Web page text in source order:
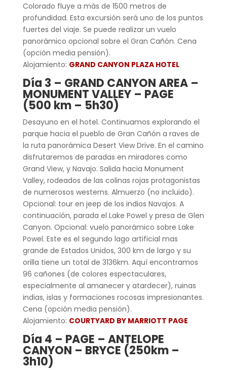
Colorado fluye a más de 1500 metros de
profundidad. Esta excursión será uno de los puntos
fuertes del viaje. Se puede realizar un vuelo
panorámico opcional sobre el Gran Cañón. Cena
(opción media pensión).
Alojamiento: GRAND CANYON PLAZA HOTEL
Día 3 – GRAND CANYON AREA –
MONUMENT VALLEY – PAGE
(500 km – 5h30)
Desayuno en el hotel. Continuamos explorando el
parque hacia el pueblo de Gran Cañón a raves de
la ruta panorámica Desert View Drive. En el camino
disfrutaremos de paradas en miradores como
Grand View, y Navajo. Salida hacia Monument
Valley, rodeados de las colinas rojas protagonistas
de numerosos westerns. Almuerzo (no incluido).
Opcional: tour en jeep de los indios Navajos. A
continuación, parada el Lake Powel y presa de Glen
Canyon. Opcional: vuelo panorámico sobre Lake
Powel. Este es el segundo lago artificial mas
grande de Estados Unidos, 300 km de largo y su
orilla tiene un total de 3136km. Aquí encontramos
96 cañones (de colores espectaculares,
especialmente al amanecer y atardecer), ruinas
indias, islas y formaciones rocosas impresionantes.
Cena (opción media pensión).
Alojamiento: COURTYARD BY MARRIOTT PAGE
Día 4 – PAGE – ANTELOPE
CANYON – BRYCE (250km –
3h10)